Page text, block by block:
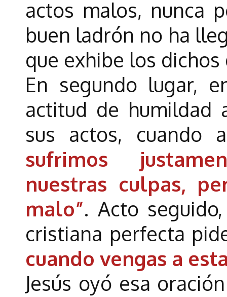
actos malos, nunca
buen ladrón no ha
que exhibe los
En segundo lugar,
actitud de humildad
sus actos, cuando
sufrimos
nuestras culpas,
malo”. Acto
cristiana perfecta
cuando vengas a
Jesús oyó esa